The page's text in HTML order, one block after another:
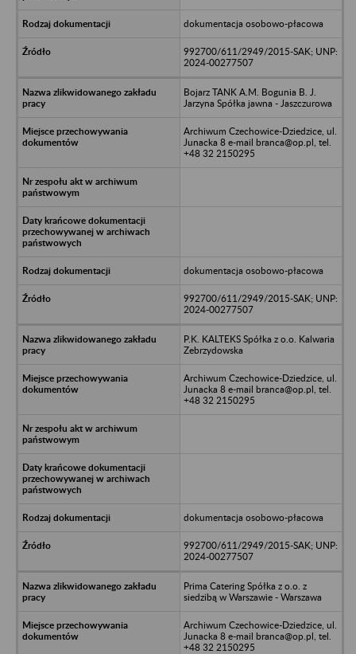
dokumentacja osobowo-płacowa
992700/611/2949/2015-SAK; UNP:
2024-00277507
Bojarz TANK A.M. Bogunia B. J.
Jarzyna Spółka jawna - Jaszczurowa
Archiwum Czechowice-Dziedzice, ul.
Junacka 8 e-mail branca@op.pl, tel.
+48 32 2150295
dokumentacja osobowo-płacowa
992700/611/2949/2015-SAK; UNP:
2024-00277507
P.K. KALTEKS Spółka z o.o. Kalwaria
Zebrzydowska
Archiwum Czechowice-Dziedzice, ul.
Junacka 8 e-mail branca@op.pl, tel.
+48 32 2150295
dokumentacja osobowo-płacowa
992700/611/2949/2015-SAK; UNP:
2024-00277507
Prima Catering Spółka z o.o. z
siedzibą w Warszawie - Warszawa
Archiwum Czechowice-Dziedzice, ul.
Junacka 8 e-mail branca@op.pl, tel.
+48 32 2150295